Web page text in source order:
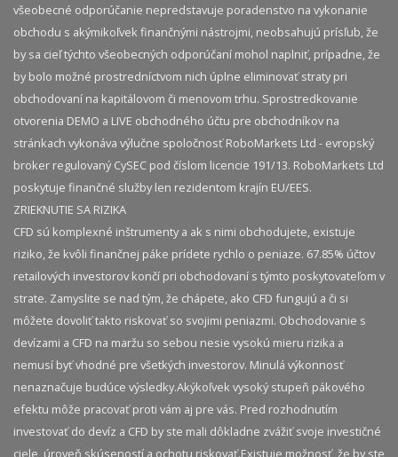
všeobecné odporúčanie nepredstavuje poradenstvo na vykonanie
obchodu s akýmikoľvek finančnými nástrojmi, neobsahujú prísľub, že
by sa cieľ týchto všeobecných odporúčaní mohol naplniť, prípadne, že
by bolo možné prostredníctvom nich úplne eliminovať straty pri
obchodovaní na kapitálovom či menovom trhu. Sprostredkovanie
otvorenia DEMO a LIVE obchodného účtu pre obchodníkov na
stránkach vykonáva výlučne spoločnosť RoboMarkets Ltd - evropský
broker regulovaný CySEC pod číslom licencie 191/13. RoboMarkets Ltd
poskytuje finančné služby len rezidentom krajín EU/EES.
ZRIEKNUTIE SA RIZIKA
CFD sú komplexné inštrumenty a ak s nimi obchodujete, existuje
riziko, že kvôli finančnej páke prídete rychlo o peniaze. 67.85% účtov
retailových investorov končí pri obchodovaní s týmto poskytovateľom v
strate. Zamyslite se nad tým, že chápete, ako CFD fungujú a či si
môžete dovoliť takto riskovať so svojimi peniazmi. Obchodovanie s
devízami a CFD na maržu so sebou nesie vysokú mieru rizika a
nemusí byť vhodné pre všetkých investorov. Minulá výkonnosť
nenaznačuje budúce výsledky.​ Akýkoľvek vysoký stupeň pákového
efektu môže pracovať proti vám aj pre vás. Pred rozhodnutím
investovať do devíz a CFD by ste mali dôkladne zvážiť svoje investičné
ciele, úroveň skúseností a ochotu riskovať.​ Existuje možnosť, že by ste